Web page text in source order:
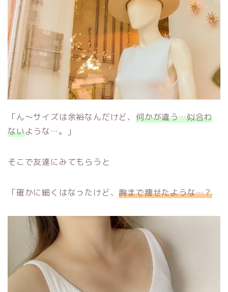
「ん～サイズは余裕なんだけど、 何かが違う…似合わ
ないような…。」
そこで友達にみてもらうと
「確かに細くはなったけど、胸まで痩せたような…？